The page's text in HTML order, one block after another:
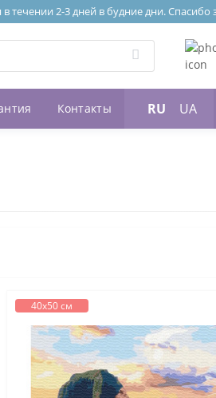
течении 2-3 дней в будние дни. Спасибо
Контакты RU UA
40х50 см